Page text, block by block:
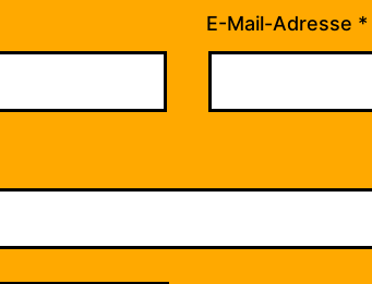
E-Mail-Adresse *